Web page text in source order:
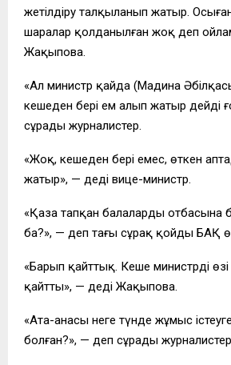
жетілдіру талқыланып жатыр.
шаралар қолданылған жоқ деп
Жақыпова.
«Ал министр қайда (Мадина
кешеден бері ем алып жатыр дейді
сұрады журналистер.
«Жоқ, кешеден бері емес, өткен
жатыр», — деді вице-министр.
«Қаза тапқан балалардың отбасына
ба?», — деп тағы сұрақ қойды БАҚ
«Барып қайттық. Кеше министрдің
қайтты», — деді Жақыпова.
«Ата-анасы неге түнде жұмыс
болған?», — деп сұрады журналистер.